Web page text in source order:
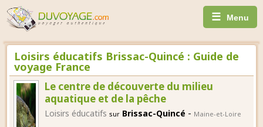
☰ Menu
Loisirs éducatifs Brissac-Quincé : Guide de
voyage France
Le centre de découverte du milieu
aquatique et de la pêche
Loisirs éducatifs sur Brissac-Quincé - Maine-et-Loire